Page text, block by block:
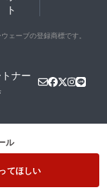
ト
ェーブの登録商標です。
ナー
ル
てほしい